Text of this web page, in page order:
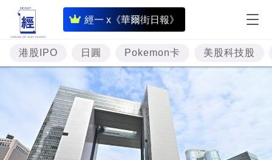
經一 x《華爾街日報》
即
時
財
經
專
資
港股IPO 日圓 Pokemon卡 美股科技股